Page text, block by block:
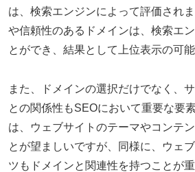
は、検索エンジンによって評価され
や信頼性のあるドメインは、検索エ
とができ、結果として上位表示の可
また、ドメインの選択だけでなく、
との関係性もSEOにおいて重要な要
は、ウェブサイトのテーマやコンテ
とが望ましいですが、同様に、ウェ
ツもドメインと関連性を持つことが